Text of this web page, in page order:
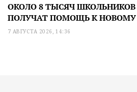
ОКОЛО 8 ТЫСЯЧ
ПОЛУЧАТ ПОМОЩЬ К НОВОМУ
7 АВГУСТА 2026, 14:36